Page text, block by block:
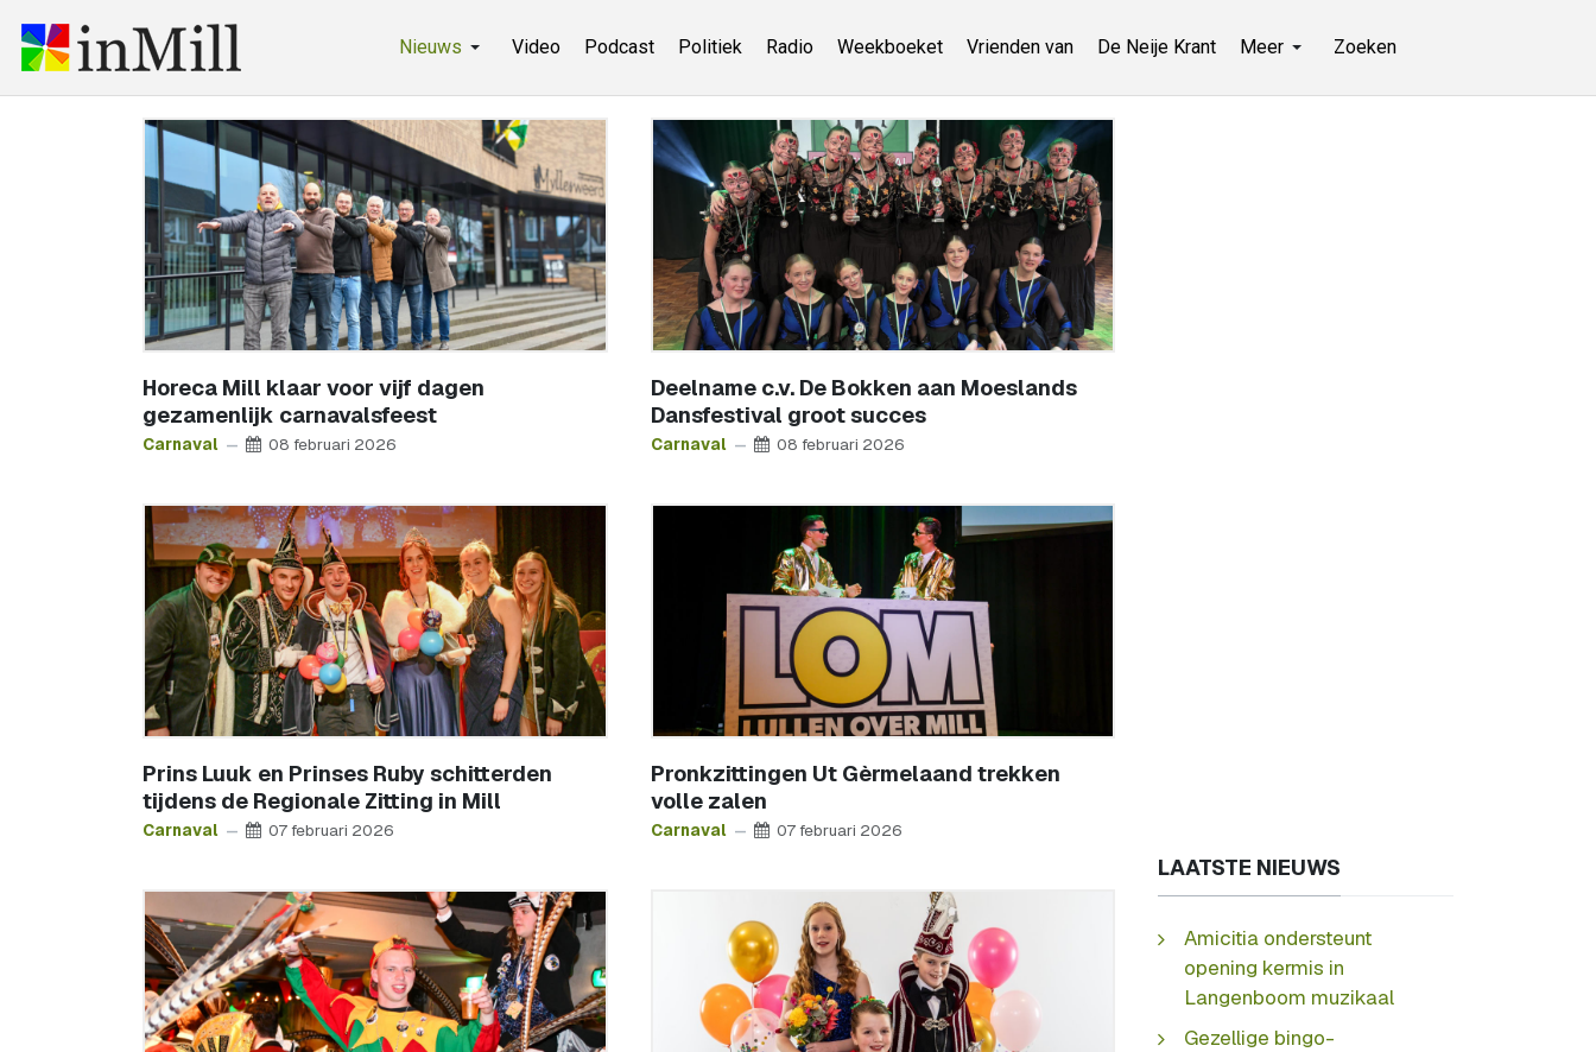
Nieuws Video Podcast Politiek Radio Weekboeket Vrienden van De Neije Krant Meer Zoeken
Horeca Mill klaar voor vijf dagen
gezamenlijk carnavalsfeest
Carnaval 08 februari 2026
Deelname c.v. De Bokken aan Moeslands
Dansfestival groot succes
Carnaval 08 februari 2026
Prins Luuk en Prinses Ruby schitterden
tijdens de Regionale Zitting in Mill
Carnaval 07 februari 2026
Pronkzittingen Ut Gèrmelaand trekken
volle zalen
Carnaval 07 februari 2026
LAATSTE NIEUWS
Amicitia ondersteunt
opening kermis in
Langenboom muzikaal
Gezellige bingo-